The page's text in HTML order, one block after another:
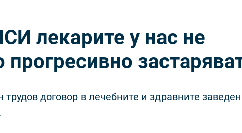
лекарите у нас не
прогресивно
трудов договор в лечебните и здравните